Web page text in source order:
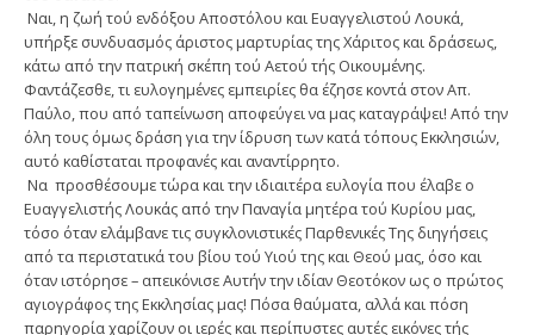
Ναι, η ζωή τού ενδόξου Αποστόλου και Ευαγγελιστού Λουκά,
υπήρξε συνδυασμός άριστος μαρτυρίας της Χάριτος και δράσεως,
κάτω από την πατρική σκέπη τού Αετού τής Οικουμένης.
Φαντάζεσθε, τι ευλογημένες εμπειρίες θα έζησε κοντά στον Απ.
Παύλο, που από ταπείνωση αποφεύγει να μας καταγράψει! Από την
όλη τους όμως δράση για την ίδρυση των κατά τόπους Εκκλησιών,
αυτό καθίσταται προφανές και αναντίρρητο.
Να προσθέσουμε τώρα και την ιδιαιτέρα ευλογία που έλαβε ο
Ευαγγελιστής Λουκάς από την Παναγία μητέρα τού Κυρίου μας,
τόσο όταν ελάμβανε τις συγκλονιστικές Παρθενικές Της διηγήσεις
από τα περιστατικά του βίου τού Υιού της και Θεού μας, όσο και
όταν ιστόρησε – απεικόνισε Αυτήν την ιδίαν Θεοτόκον ως ο πρώτος
αγιογράφος της Εκκλησίας μας! Πόσα θαύματα, αλλά και πόση
παρηγορία χαρίζουν οι ιερές και περίπυστες αυτές εικόνες τής